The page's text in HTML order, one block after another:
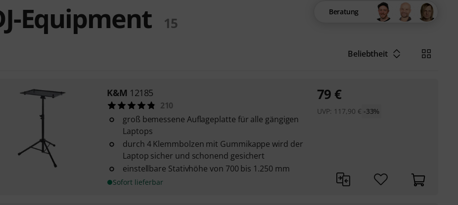
Equipment 15
Beratung
Beliebtheit
K&M 12185
210
groß bemessene Auflageplatte für alle gängigen
Laptops
durch 4 Klemmbolzen mit Gummikappe wird der
Laptop sicher und schonend gesichert
einstellbare Stativhöhe von 700 bis 1.250 mm
Sofort lieferbar
79 €
UVP: 117,90 € -33%